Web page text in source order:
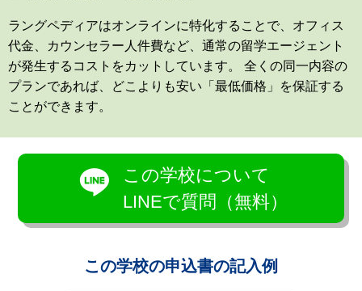
ラングペディアはオンラインに特化することで、オフィス
代金、カウンセラー人件費など、通常の留学エージェント
が発生するコストをカットしています。 全くの同一内容の
プランであれば、どこよりも安い「最低価格」を保証する
ことができます。
この学校について
LINEで質問（無料）
この学校の申込書の記入例